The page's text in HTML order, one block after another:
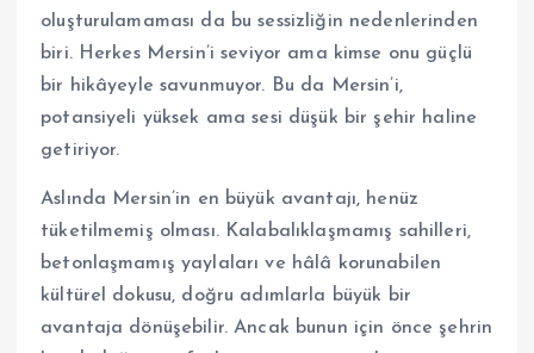
oluşturulamaması da bu sessizliğin nedenlerinden
biri. Herkes Mersin’i seviyor ama kimse onu güçlü
bir hikâyeyle savunmuyor. Bu da Mersin’i,
potansiyeli yüksek ama sesi düşük bir şehir haline
getiriyor.
Aslında Mersin’in en büyük avantajı, henüz
tüketilmemiş olması. Kalabalıklaşmamış sahilleri,
betonlaşmamış yaylaları ve hâlâ korunabilen
kültürel dokusu, doğru adımlarla büyük bir
avantaja dönüşebilir. Ancak bunun için önce şehrin